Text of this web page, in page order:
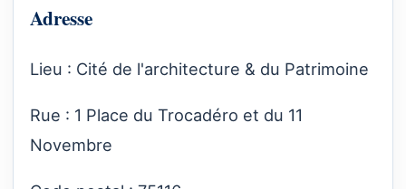
Adresse
Lieu : Cité de l'architecture & du Patrimoine
Rue : 1 Place du Trocadéro et du 11
Novembre